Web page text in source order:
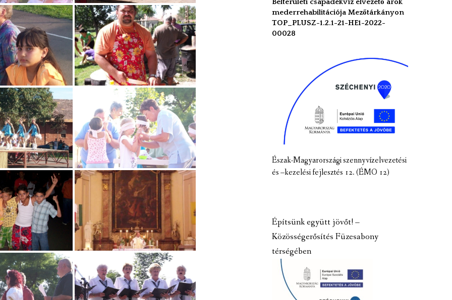
mederrehabilitációja Mezőtárkányon
TOP_PLUSZ-1.2.1-21-HE1-2022-
00028
Észak-Magyarországi szennyvízelvezetési
és –kezelési fejlesztés 12. (ÉMO 12)
Építsünk együtt jövőt! –
Közösségerősítés Füzesabony
térségében